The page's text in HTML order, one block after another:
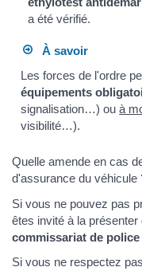
a été vérifié.
À savoir
Les forces de l'ordre
équipements
signalisation…) ouà
visibilité…).
Quelle amende en cas
d'assurance du véhicule
Si vous ne pouvez pas
êtes invité à la présenter
commissariat de police
Si vous ne respectez